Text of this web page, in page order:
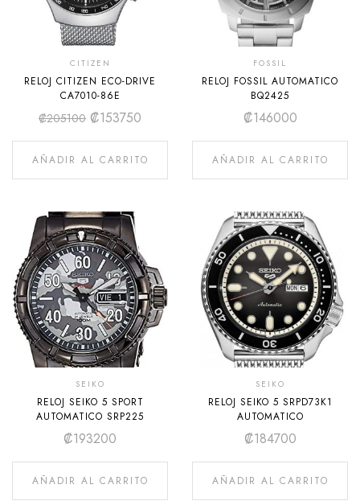
CITIZEN
RELOJ CITIZEN ECO-DRIVE
CA7010-86E
₡205100 ₡153750
AÑADIR AL CARRITO
FOSSIL
RELOJ FOSSIL AUTOMATICO
BQ2425
₡146000
AÑADIR AL CARRITO
SEIKO
RELOJ SEIKO 5 SPORT
AUTOMATICO SRP225
₡193200
AÑADIR AL CARRITO
SEIKO
RELOJ SEIKO 5 SRPD73K1
AUTOMATICO
₡184700
AÑADIR AL CARRITO